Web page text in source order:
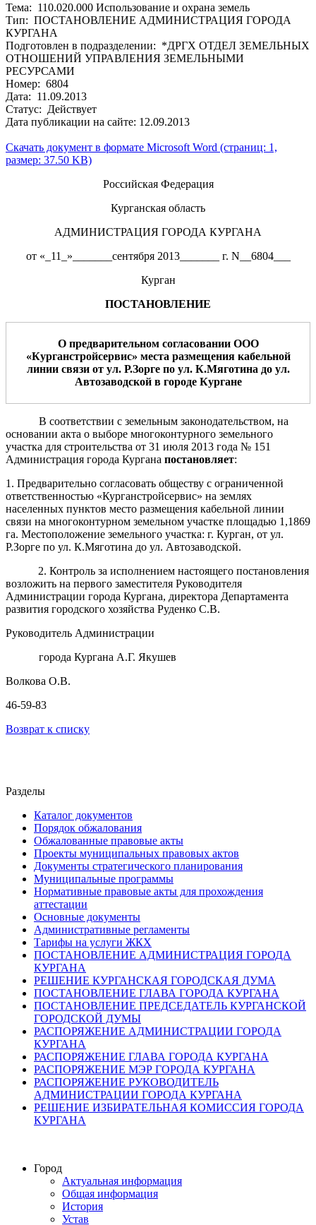
Тема: 110.020.000 Использование и охрана земель
Тип: ПОСТАНОВЛЕНИЕ АДМИНИСТРАЦИЯ ГОРОДА
КУРГАНА
Подготовлен в подразделении: *ДРГХ ОТДЕЛ ЗЕМЕЛЬНЫХ
ОТНОШЕНИЙ УПРАВЛЕНИЯ ЗЕМЕЛЬНЫМИ
РЕСУРСАМИ
Номер: 6804
Дата: 11.09.2013
Статус: Действует
Дата публикации на сайте: 12.09.2013
Скачать документ в формате Microsoft Word (страниц: 1,
размер: 37.50 KB)
Российская Федерация
Курганская область
АДМИНИСТРАЦИЯ ГОРОДА КУРГАНА
от «_11_»_______сентября 2013_______ г. N__6804___
Курган
ПОСТАНОВЛЕНИЕ
О предварительном согласовании ООО
«Курганстройсервис» места размещения кабельной
линии связи от ул. Р.Зорге по ул. К.Мяготина до ул.
Автозаводской в городе Кургане
В соответствии с земельным законодательством, на
основании акта о выборе многоконтурного земельного
участка для строительства от 31 июля 2013 года № 151
Администрация города Кургана постановляет:
1. Предварительно согласовать обществу с ограниченной
ответственностью «Курганстройсервис» на землях
населенных пунктов место размещения кабельной линии
связи на многоконтурном земельном участке площадью 1,1869
га. Местоположение земельного участка: г. Курган, от ул.
Р.Зорге по ул. К.Мяготина до ул. Автозаводской.
2. Контроль за исполнением настоящего постановления
возложить на первого заместителя Руководителя
Администрации города Кургана, директора Департамента
развития городского хозяйства Руденко С.В.
Руководитель Администрации
города Кургана А.Г. Якушев
Волкова О.В.
46-59-83
Возврат к списку
Разделы
Каталог документов
Порядок обжалования
Обжалованные правовые акты
Проекты муниципальных правовых актов
Документы стратегического планирования
Муниципальные программы
Нормативные правовые акты для прохождения
аттестации
Основные документы
Административные регламенты
Тарифы на услуги ЖКХ
ПОСТАНОВЛЕНИЕ АДМИНИСТРАЦИЯ ГОРОДА
КУРГАНА
РЕШЕНИЕ КУРГАНСКАЯ ГОРОДСКАЯ ДУМА
ПОСТАНОВЛЕНИЕ ГЛАВА ГОРОДА КУРГАНА
ПОСТАНОВЛЕНИЕ ПРЕДСЕДАТЕЛЬ КУРГАНСКОЙ
ГОРОДСКОЙ ДУМЫ
РАСПОРЯЖЕНИЕ АДМИНИСТРАЦИИ ГОРОДА
КУРГАНА
РАСПОРЯЖЕНИЕ ГЛАВА ГОРОДА КУРГАНА
РАСПОРЯЖЕНИЕ МЭР ГОРОДА КУРГАНА
РАСПОРЯЖЕНИЕ РУКОВОДИТЕЛЬ
АДМИНИСТРАЦИИ ГОРОДА КУРГАНА
РЕШЕНИЕ ИЗБИРАТЕЛЬНАЯ КОМИССИЯ ГОРОДА
КУРГАНА
Город
Актуальная информация
Общая информация
История
Устав